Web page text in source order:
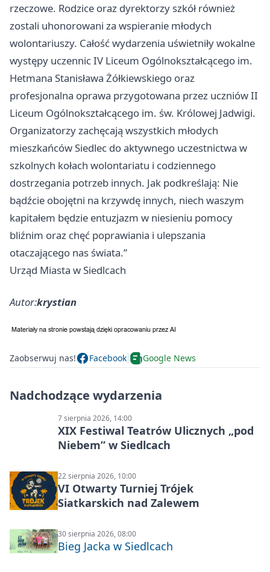
rzeczowe. Rodzice oraz dyrektorzy szkół również
zostali uhonorowani za wspieranie młodych
wolontariuszy. Całość wydarzenia uświetniły wokalne
występy uczennic IV Liceum Ogólnokształcącego im.
Hetmana Stanisława Żółkiewskiego oraz
profesjonalna oprawa przygotowana przez uczniów II
Liceum Ogólnokształcącego im. św. Królowej Jadwigi.
Organizatorzy zachęcają wszystkich młodych
mieszkańców Siedlec do aktywnego uczestnictwa w
szkolnych kołach wolontariatu i codziennego
dostrzegania potrzeb innych. Jak podkreślają: Nie
bądźcie obojętni na krzywdę innych, niech waszym
kapitałem będzie entuzjazm w niesieniu pomocy
bliźnim oraz chęć poprawiania i ulepszania
otaczającego nas świata.”
Urząd Miasta w Siedlcach
Autor:krystian
Zaobserwuj nas! Facebook Google News
Nadchodzące wydarzenia
7 sierpnia 2026, 14:00
XIX Festiwal Teatrów Ulicznych „pod
Niebem” w Siedlcach
22 sierpnia 2026, 10:00
VI Otwarty Turniej Trójek
Siatkarskich nad Zalewem
30 sierpnia 2026, 08:00
Bieg Jacka w Siedlcach